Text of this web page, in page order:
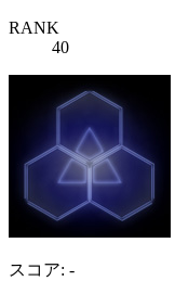
RANK
40
スコア: -